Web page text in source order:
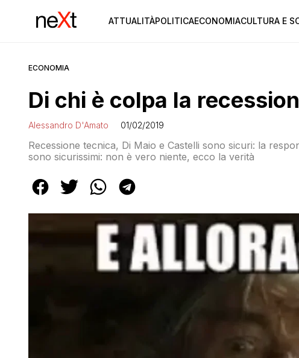
ATTUALITÀPOLITICAECONOMIACULTURA E
ECONOMIA
Di chi è colpa la
Alessandro D'Amato 01/02/2019
Recessione tecnica, Di Maio e Castelli sono sicuri: la
sono sicurissimi: non è vero niente, ecco la verità